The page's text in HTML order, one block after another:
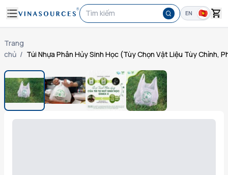
Tìm kiếm EN
Trang
chủ / Túi Nhựa Phân Hủy Sinh Học (Tùy Chọn Vật Liệu Tùy Chỉnh,